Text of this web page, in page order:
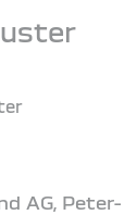
AG, Peter-